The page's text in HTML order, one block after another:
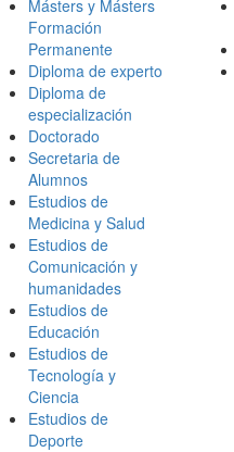
Másters y Másters
Formación
Permanente
Diploma de experto
Diploma de
especialización
Doctorado
Secretaria de
Alumnos
Estudios de
Medicina y Salud
Estudios de
Comunicación y
humanidades
Estudios de
Educación
Estudios de
Tecnología y
Ciencia
Estudios de
Deporte